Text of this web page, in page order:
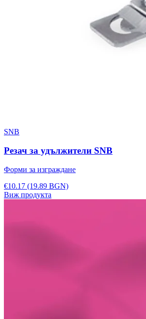
SNB
Резач за удължители SNB
Форми за изграждане
€10.17 (19.89 BGN)
Виж продукта